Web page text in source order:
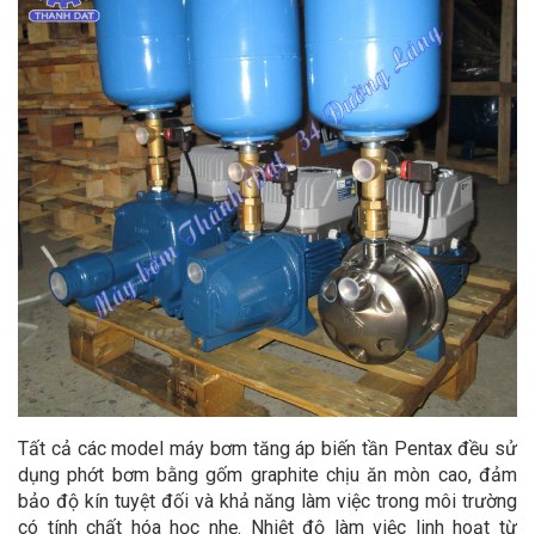
Tất cả các model máy bơm tăng áp biến tần Pentax đều sử
dụng phớt bơm bằng gốm graphite chịu ăn mòn cao, đảm
bảo độ kín tuyệt đối và khả năng làm việc trong môi trường
có tính chất hóa học nhẹ. Nhiệt độ làm việc linh hoạt từ